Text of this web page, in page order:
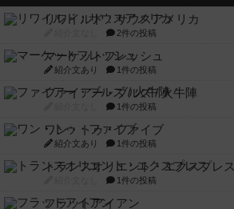
リワイルド：サウスアメリカ
2件の投稿
マーケットフレッシュ
紹介文あり 1件の投稿
ファイアー・ブルズ / 火牛陣
1件の投稿
ワン・トゥ・ファイブ
紹介文あり 1件の投稿
トランスオリエント・エクスプレス
1件の投稿
フラットアイアン